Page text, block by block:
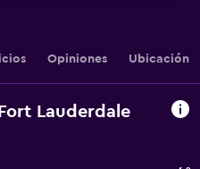
Opiniones Ubicación
Lauderdale